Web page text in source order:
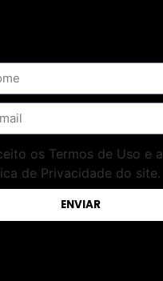
os Termos de Uso e a
de Privacidade do site.
ENVIAR